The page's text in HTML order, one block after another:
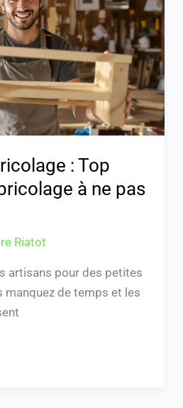
: Top
à ne pas
Riatot
artisans pour des petites
manquez de temps et les